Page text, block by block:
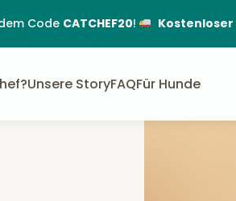
Code CATCHEF20! Kostenloser
Unsere StoryFAQFür Hunde